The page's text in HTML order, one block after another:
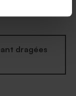
et original
dragées